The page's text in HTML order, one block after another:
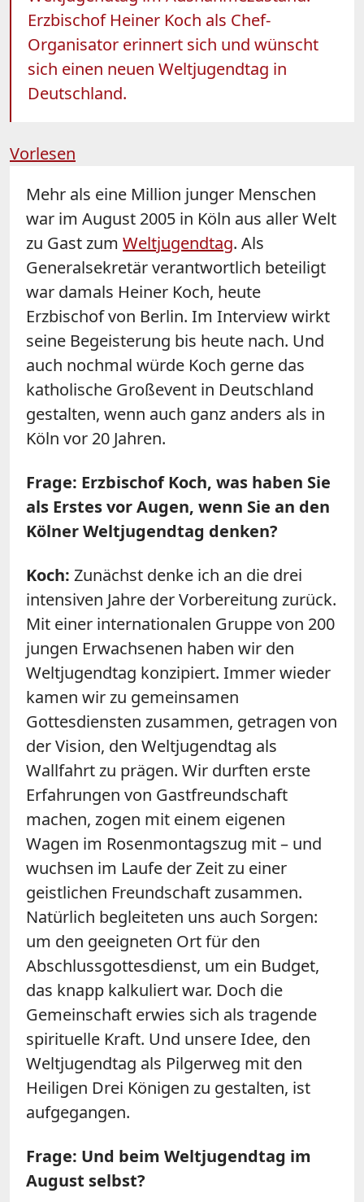
Erzbischof Heiner Koch als Chef-
Organisator erinnert sich und wünscht
sich einen neuen Weltjugendtag in
Deutschland.
Vorlesen
Mehr als eine Million junger Menschen
war im August 2005 in Köln aus aller Welt
zu Gast zum Weltjugendtag. Als
Generalsekretär verantwortlich beteiligt
war damals Heiner Koch, heute
Erzbischof von Berlin. Im Interview wirkt
seine Begeisterung bis heute nach. Und
auch nochmal würde Koch gerne das
katholische Großevent in Deutschland
gestalten, wenn auch ganz anders als in
Köln vor 20 Jahren.
Frage: Erzbischof Koch, was haben Sie
als Erstes vor Augen, wenn Sie an den
Kölner Weltjugendtag denken?
Koch: Zunächst denke ich an die drei
intensiven Jahre der Vorbereitung zurück.
Mit einer internationalen Gruppe von 200
jungen Erwachsenen haben wir den
Weltjugendtag konzipiert. Immer wieder
kamen wir zu gemeinsamen
Gottesdiensten zusammen, getragen von
der Vision, den Weltjugendtag als
Wallfahrt zu prägen. Wir durften erste
Erfahrungen von Gastfreundschaft
machen, zogen mit einem eigenen
Wagen im Rosenmontagszug mit – und
wuchsen im Laufe der Zeit zu einer
geistlichen Freundschaft zusammen.
Natürlich begleiteten uns auch Sorgen:
um den geeigneten Ort für den
Abschlussgottesdienst, um ein Budget,
das knapp kalkuliert war. Doch die
Gemeinschaft erwies sich als tragende
spirituelle Kraft. Und unsere Idee, den
Weltjugendtag als Pilgerweg mit den
Heiligen Drei Königen zu gestalten, ist
aufgegangen.
Frage: Und beim Weltjugendtag im
August selbst?